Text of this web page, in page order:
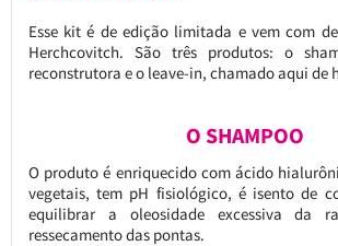
Esse kit é de edição limitada e vem com
Herchcovitch. São três produtos: o
reconstrutora e o leave-in, chamado aqui de
O SHAMPOO
O produto é enriquecido com ácido
vegetais, tem pH fisiológico, é isento de
equilibrar a oleosidade excessiva da
ressecamento das pontas.